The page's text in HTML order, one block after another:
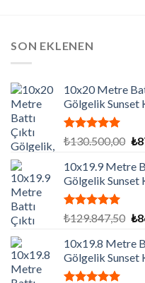
SON EKLENEN
10x20 Metre
Gölgelik Sunset
5 üzerinden
aldı
₺130.500,00 ₺
10x19.9 Metre
Gölgelik Sunset
5 üzerinden
aldı
₺129.847,50 ₺
10x19.8 Metre
Gölgelik Sunset